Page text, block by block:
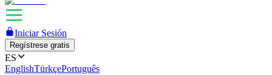
Iniciar Sesión
Regístrese gratis
ES
EnglishTürkçePortuguês